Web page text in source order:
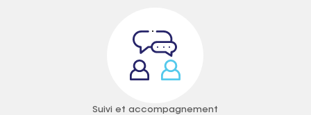
Suivi et accompagnement